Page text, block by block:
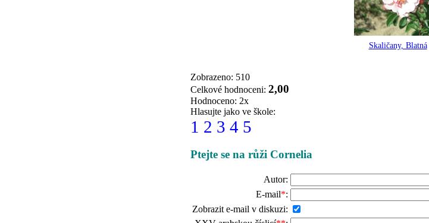
Skaličany, Blatná
Zobrazeno: 510
Celkové hodnoceni: 2,00
Hodnoceno: 2x
Hlasujte jako ve škole:
1 2 3 4 5
Ptejte se na růži Cornelia
Autor:
E-mail*:
Zobrazit e-mail v diskuzi: